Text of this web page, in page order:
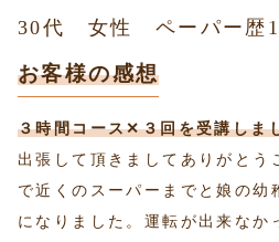
30代 女性 ペーパー
お客様の感想
３時間コース✕３回を受講しま
出張して頂きましてありがとう
で近くのスーパーまでと娘の幼
になりました。運転が出来なか